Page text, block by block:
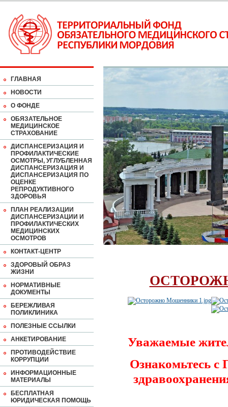
ГЛАВНАЯ
НОВОСТИ
О ФОНДЕ
ОБЯЗАТЕЛЬНОЕ
МЕДИЦИНСКОЕ
СТРАХОВАНИЕ
ДИСПАНСЕРИЗАЦИЯ И
ПРОФИЛАКТИЧЕСКИЕ
ОСМОТРЫ, УГЛУБЛЕННАЯ
ДИСПАНСЕРИЗАЦИЯ И
ДИСПАНСЕРИЗАЦИЯ ПО
ОЦЕНКЕ
РЕПРОДУКТИВНОГО
ЗДОРОВЬЯ
ПЛАН РЕАЛИЗАЦИИ
ДИСПАНСЕРИЗАЦИИ И
ПРОФИЛАКТИЧЕСКИХ
МЕДИЦИНСКИХ
ОСМОТРОВ
КОНТАКТ-ЦЕНТР
ЗДОРОВЫЙ ОБРАЗ
ЖИЗНИ
НОРМАТИВНЫЕ
ДОКУМЕНТЫ
БЕРЕЖЛИВАЯ
ПОЛИКЛИНИКА
ПОЛЕЗНЫЕ ССЫЛКИ
АНКЕТИРОВАНИЕ
ПРОТИВОДЕЙСТВИЕ
КОРРУПЦИИ
ИНФОРМАЦИОННЫЕ
МАТЕРИАЛЫ
БЕСПЛАТНАЯ
ЮРИДИЧЕСКАЯ ПОМОЩЬ
Уважаемые
Ознакомьтесь